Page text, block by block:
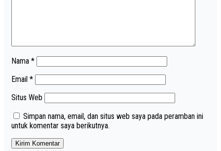
Nama *
Email *
Situs Web
Simpan nama, email, dan situs web saya pada peramban ini
untuk komentar saya berikutnya.